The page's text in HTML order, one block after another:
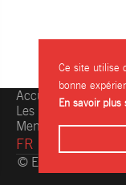
Accueil
Les restaurants
Mentions légales
FR
© Eating.be 2004-
Ce site utilise
bonne
En savoir